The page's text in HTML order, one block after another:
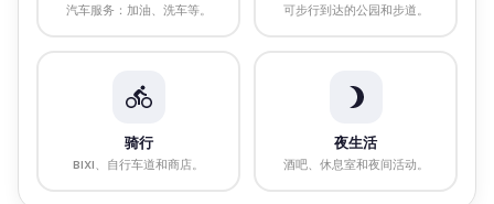
汽车服务：加油、洗车等。 可步行到达的公园和步道。
骑行
BIXI、自行车道和商店。
夜生活
酒吧、休息室和夜间活动。